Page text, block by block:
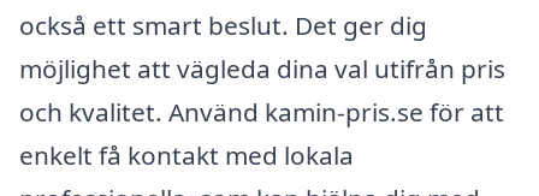
också ett smart beslut. Det ger dig
möjlighet att vägleda dina val utifrån pris
och kvalitet. Använd kamin-pris.se för att
enkelt få kontakt med lokala